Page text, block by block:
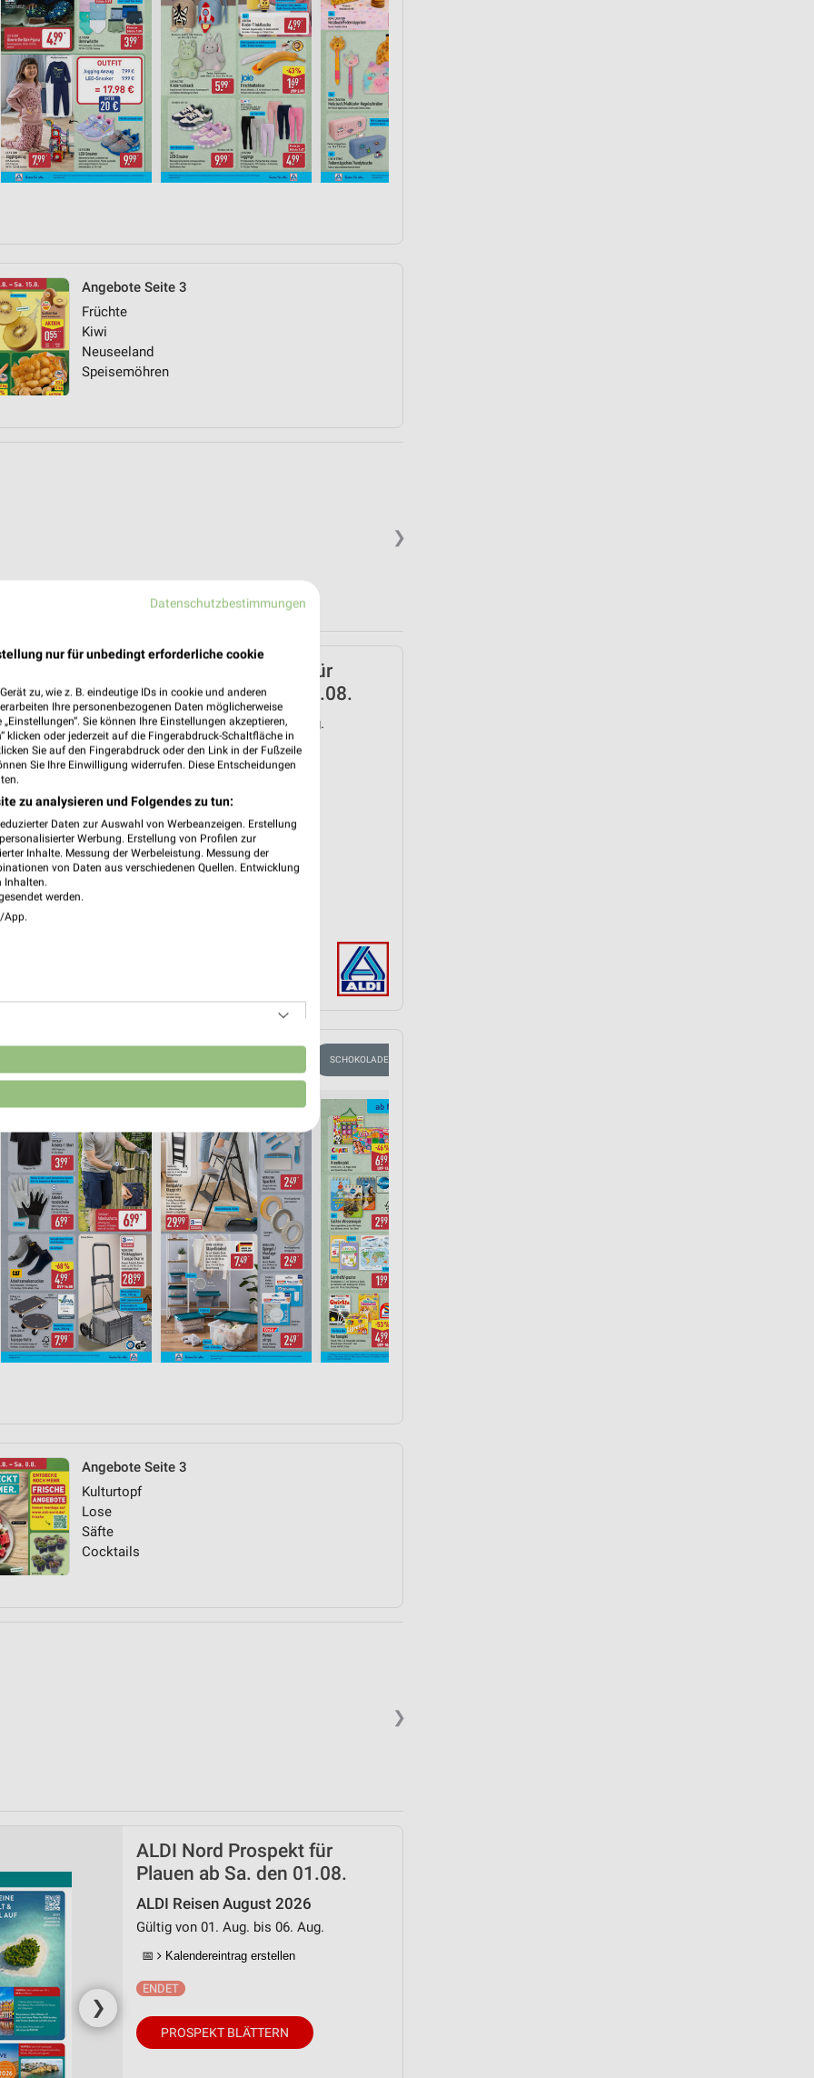
Angebote Seite 3
Früchte
Kiwi
Neuseeland
Speisemöhren
❯
❯
ALDI Nord Prospekt für
Plauen ab Mo. den 03.08.
Gültig von 03. Aug. bis 08. Aug.
📅 Kalendereintrag erstellen
PROSPEKT BLÄTTERN
& GUTSCHEINE SCHOKOLADE & SÜSSIGKEITEN
Angebote Seite 3
Kulturtopf
Lose
Säfte
Cocktails
❯
❯
ALDI Nord Prospekt für
Plauen ab Sa. den 01.08.
ALDI Reisen August 2026
Gültig von 01. Aug. bis 06. Aug.
📅 Kalendereintrag erstellen
PROSPEKT BLÄTTERN
Datenschutzbestimmungen
nur für unbedingt erforderliche cookie
zu, wie z. B. eindeutige IDs in cookie und anderen
Ihre personenbezogenen Daten möglicherweise
Sie können Ihre Einstellungen akzeptieren,
klicken oder jederzeit auf die Fingerabdruck-Schaltfläche in
Sie auf den Fingerabdruck oder den Link in der Fußzeile
Sie Ihre Einwilligung widerrufen. Diese Entscheidungen
zu analysieren und Folgendes zu tun:
Daten zur Auswahl von Werbeanzeigen. Erstellung
Werbung. Erstellung von Profilen zur
Inhalte. Messung der Werbeleistung. Messung der
von Daten aus verschiedenen Quellen. Entwicklung
Inhalten.
werden.
App.
Daten aus verschiedenen